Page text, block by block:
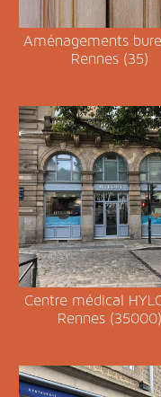
Aménagements
Rennes (35)
Centre médical
Rennes (35000)